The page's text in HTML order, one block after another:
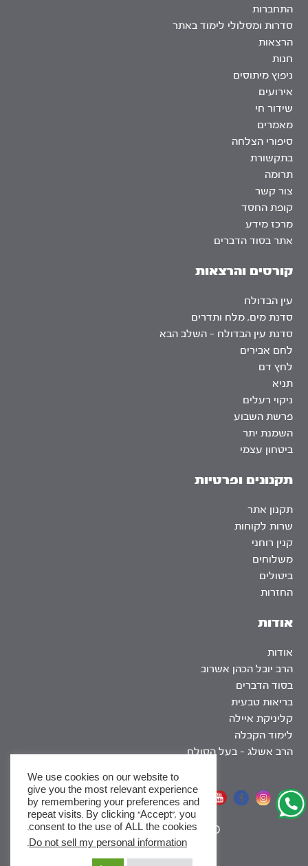
אודות
אודות
הרב יובל הכהן אשרוב
בסוד הדברים
בריאות טבעית
קליניקת איילה
לימוד הקבלה
הרב אשלג – בעל הסולם
התחברות
סדרות ומסלולי לימוד באתר
הרצאות
חנות
ניפוץ מיתוסים
אירועים
שידור חי
מאמרים
סיפורי הצלחה
בתקשורת
תרומה
צור קשר
קופת החסד
מרכז מידע
אתר בסוד הדברים
קורסים והרצאות
עין הבדולח
סדנת מים, מלח ותדרים
סדנת עין הבדולח – השלב הבא
לחם אבירים
לחץ דם
תניא
ניקוי רעלים
פרשת השבוע
השמנת יתר
ביטחון עצמי
תקנונים ופרטיות
תקנון אתר
שרות לקוחות
קנין רוחני
משלוחים
ביטולים
החזרות
אתר שומר שבת
SEO
|
We use cookies on our website to
give you the most relevant experience
by remembering your preferences and
repeat visits. By clicking “Accept”, you
consent to the use of ALL the cookies.
Do not sell my personal information
.
x